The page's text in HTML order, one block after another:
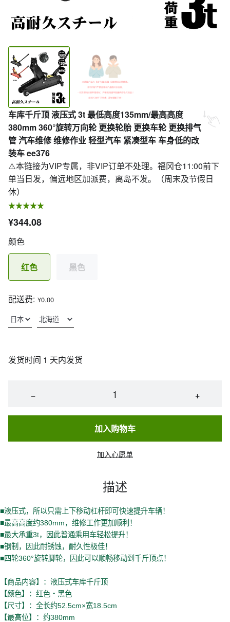
车库千斤顶 液压式 3t 最低高度135mm/最高高度
380mm 360°旋转万向轮 更换轮胎 更换车轮 更换排气
管 汽车维修 维修作业 轻型汽车 紧凑型车 车身低的改
装车 ee376
⚠️本链接为VIP专属，非VIP订单不处理。福冈仓11:00前下
单当日发，偏远地区加派费，离岛不发。（周末及节假日
休）
¥344.08
颜色
红色 黑色
配送费: ¥0.00
发货时间 1 天内发货
− +
加入购物车
加入心愿单
描述
■液压式，所以只需上下移动杠杆即可快速提升车辆！
■最高高度约380mm，维修工作更加顺利！
■最大承重3t，因此普通乘用车轻松提升！
■钢制，因此耐锈蚀，耐久性极佳！
■四轮360°旋转脚轮，因此可以顺畅移动到千斤顶点！
【商品内容】：液压式车库千斤顶
【颜色】：红色・黑色
【尺寸】：全长约52.5cm×宽18.5cm
【最高位】：约380mm